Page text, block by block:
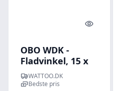
Quick look
OBO WDK -
Fladvinkel, 15 x
30 mm, perlehvid
WATTOO.DK
Bedste pris